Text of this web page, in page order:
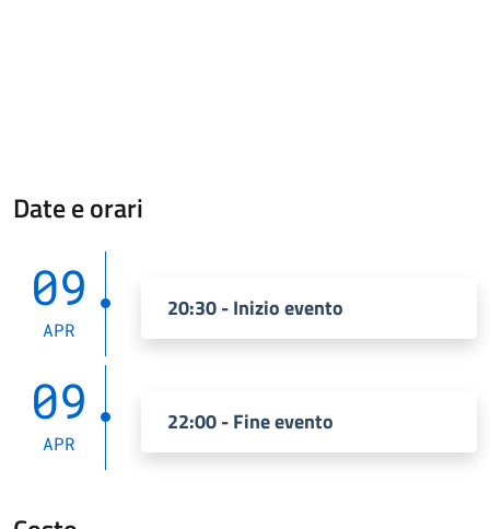
Date e orari
09
APR
20:30 - Inizio evento
09
APR
22:00 - Fine evento